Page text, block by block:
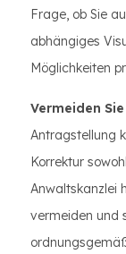
Frage, ob Sie
abhängiges
Möglichkeiten
Vermeiden
Antragstellung
Korrektur
Anwaltskanzlei
vermeiden und